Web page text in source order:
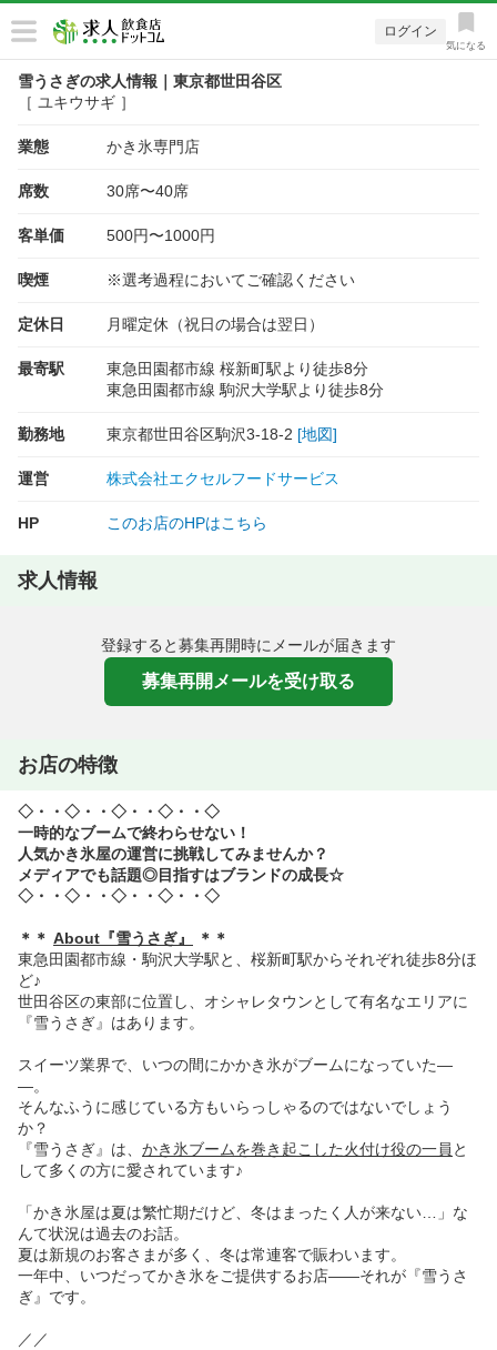
ログイン
気になる
雪うさぎの求人情報｜東京都世田谷区
［ ユキウサギ ］
業態 かき氷専門店
席数 30席〜40席
客単価 500円〜1000円
喫煙 ※選考過程においてご確認ください
定休日 月曜定休（祝日の場合は翌日）
最寄駅
東急田園都市線 桜新町駅より徒歩8分
東急田園都市線 駒沢大学駅より徒歩8分
勤務地 東京都世田谷区駒沢3-18-2 [地図]
運営 株式会社エクセルフードサービス
HP このお店のHPはこちら
求人情報
登録すると募集再開時にメールが届きます
募集再開メールを受け取る
お店の特徴
◇・・◇・・◇・・◇・・◇
一時的なブームで終わらせない！
人気かき氷屋の運営に挑戦してみませんか？
メディアでも話題◎目指すはブランドの成長☆
◇・・◇・・◇・・◇・・◇
＊＊ About『雪うさぎ』
＊＊
東急田園都市線・駒沢大学駅と、桜新町駅からそれぞれ徒歩8分ほ
ど♪
世田谷区の東部に位置し、オシャレタウンとして有名なエリアに
『雪うさぎ』はあります。
スイーツ業界で、いつの間にかかき氷がブームになっていた―
―。
そんなふうに感じている方もいらっしゃるのではないでしょう
か？
『雪うさぎ』は、 かき氷ブームを巻き起こした火付け役の一員 と
して多くの方に愛されています♪
「かき氷屋は夏は繁忙期だけど、冬はまったく人が来ない…」な
んて状況は過去のお話。
夏は新規のお客さまが多く、冬は常連客で賑わいます。
一年中、いつだってかき氷をご提供するお店――それが『雪うさ
ぎ』です。
／／